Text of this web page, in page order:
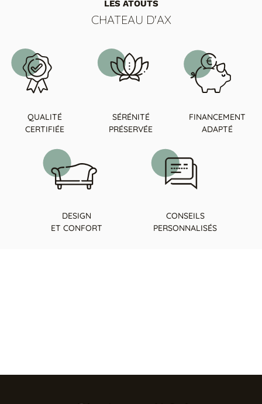
LES ATOUTS
CHATEAU D'AX
QUALITÉ
CERTIFIÉE
SÉRÉNITÉ
PRÉSERVÉE
FINANCEMENT
ADAPTÉ
DESIGN
ET CONFORT
CONSEILS
PERSONNALISÉS